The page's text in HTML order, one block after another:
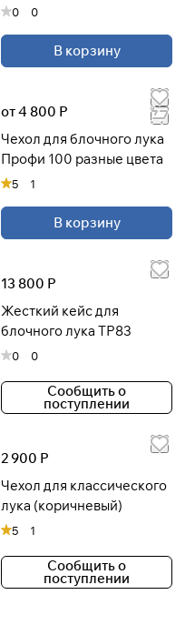
0 0
В корзину
от 4 800 Р
Чехол для блочного лука
Профи 100 разные цвета
5 1
В корзину
13 800 Р
Жесткий кейс для
блочного лука TP83
0 0
Сообщить о
поступлении
2 900 Р
Чехол для классического
лука (коричневый)
5 1
Сообщить о
поступлении
раз в 2 недели